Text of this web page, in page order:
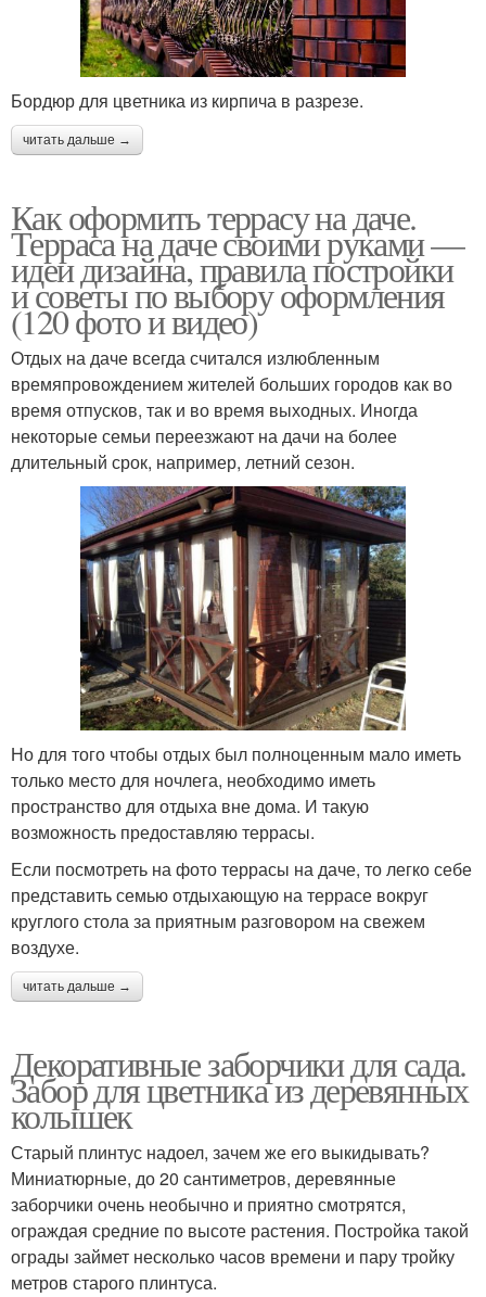
Бордюр для цветника из кирпича в разрезе.
читать дальше →
Как оформить террасу на даче.
Терраса на даче своими руками —
идеи дизайна, правила постройки
и советы по выбору оформления
(120 фото и видео)
Отдых на даче всегда считался излюбленным
времяпровождением жителей больших городов как во
время отпусков, так и во время выходных. Иногда
некоторые семьи переезжают на дачи на более
длительный срок, например, летний сезон.
Но для того чтобы отдых был полноценным мало иметь
только место для ночлега, необходимо иметь
пространство для отдыха вне дома. И такую
возможность предоставляю террасы.
Если посмотреть на фото террасы на даче, то легко себе
представить семью отдыхающую на террасе вокруг
круглого стола за приятным разговором на свежем
воздухе.
читать дальше →
Декоративные заборчики для сада.
Забор для цветника из деревянных
колышек
Старый плинтус надоел, зачем же его выкидывать?
Миниатюрные, до 20 сантиметров, деревянные
заборчики очень необычно и приятно смотрятся,
ограждая средние по высоте растения. Постройка такой
ограды займет несколько часов времени и пару тройку
метров старого плинтуса.